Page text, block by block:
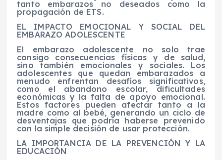
tanto embarazos no deseados como la
propagación de ETS.
EL IMPACTO EMOCIONAL Y SOCIAL DEL
EMBARAZO ADOLESCENTE
El embarazo adolescente no solo trae
consigo consecuencias físicas y de salud,
sino también emocionales y sociales. Los
adolescentes que quedan embarazados a
menudo enfrentan desafíos significativos,
como el abandono escolar, dificultades
económicas y la falta de apoyo emocional.
Estos factores pueden afectar tanto a la
madre como al bebé, generando un ciclo de
desventajas que podría haberse prevenido
con la simple decisión de usar protección.
LA IMPORTANCIA DE LA PREVENCIÓN Y LA
EDUCACIÓN